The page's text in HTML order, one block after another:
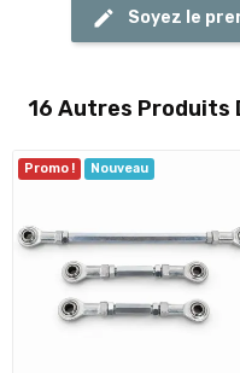
Soyez le
16 Autres Produits
Promo ! Nouveau